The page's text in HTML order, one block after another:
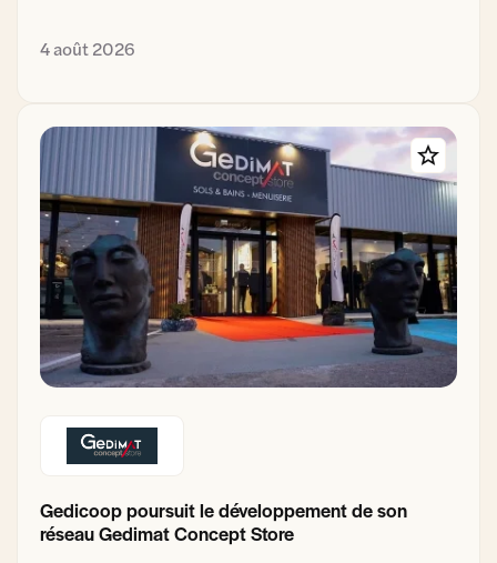
4 août 2026
Gedicoop poursuit le développement de son
réseau Gedimat Concept Store